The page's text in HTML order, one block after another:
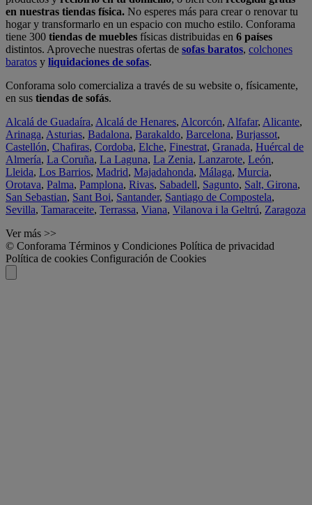
en nuestras tiendas física. No esperes más para crear o renovar tu
hogar y transformarlo en un espacio con mucho estilo. Conforama
tiene 300 tiendas de muebles físicas distribuidas en 6 países
distintos. Aproveche nuestras ofertas de sofas baratos, colchones
baratos y liquidaciones de sofas.
Conforama solo comercializa a través de su website o, físicamente,
en sus tiendas de sofás.
Alcalá de Guadaíra, Alcalá de Henares, Alcorcón, Alfafar, Alicante,
Arinaga, Asturias, Badalona, Barakaldo, Barcelona, Burjassot,
Castellón, Chafiras, Cordoba, Elche, Finestrat, Granada, Huércal de
Almería, La Coruña, La Laguna, La Zenia, Lanzarote, León,
Lleida, Los Barrios, Madrid, Majadahonda, Málaga, Murcia,
Orotava, Palma, Pamplona, Rivas, Sabadell, Sagunto, Salt, Girona,
San Sebastian, Sant Boi, Santander, Santiago de Compostela,
Sevilla, Tamaraceite, Terrassa, Viana, Vilanova i la Geltrú, Zaragoza
Ver más >>
© Conforama Términos y Condiciones Política de privacidad
Política de cookies Configuración de Cookies